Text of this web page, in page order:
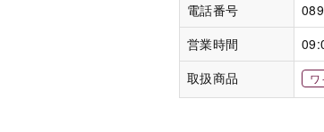
電話番号
営業時間
取扱商品
ワ